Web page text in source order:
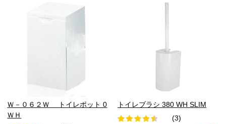
Ｗ－０６２Ｗ トイレポット 0
ＷＨ
トイレブラシ 380 WH SLIM
(3)